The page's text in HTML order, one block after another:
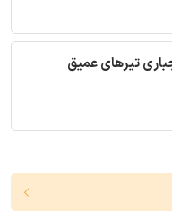
تیرهای عمیق